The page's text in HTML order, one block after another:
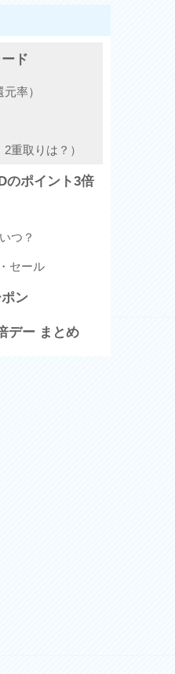
ド
率）
重取りは？）
のポイント3倍
つ？
セール
ン
デー まとめ